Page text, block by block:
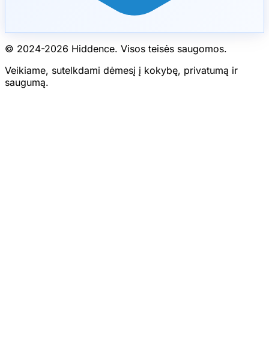
© 2024-2026 Hiddence. Visos teisės saugomos.
Veikiame, sutelkdami dėmesį į kokybę, privatumą ir
saugumą.